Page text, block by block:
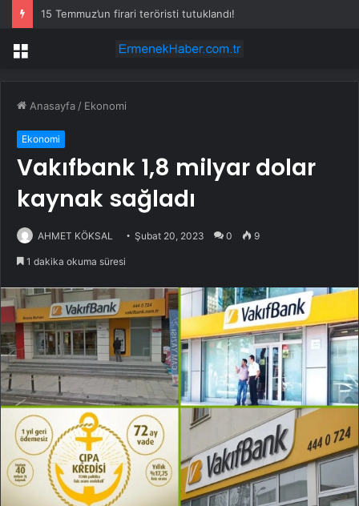
15 Temmuz’un firari teröristi tutuklandı!
Menü
Anasayfa / Ekonomi
Ekonomi
Vakıfbank 1,8 milyar dolar
kaynak sağladı
AHMET KÖKSAL Şubat 20, 2023 0 9
1 dakika okuma süresi